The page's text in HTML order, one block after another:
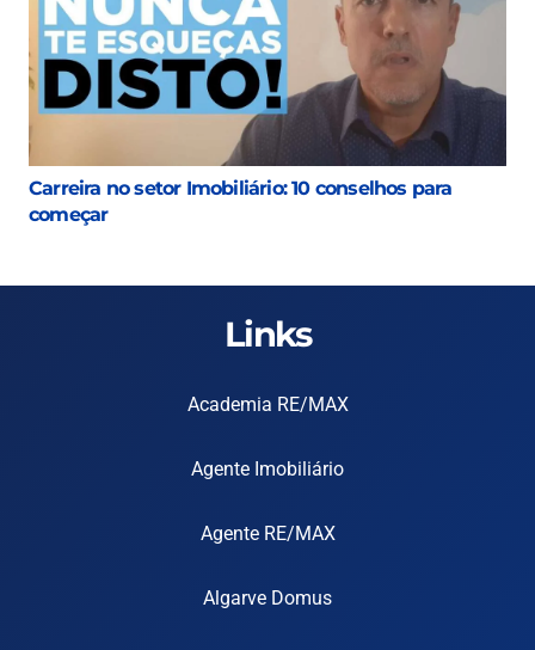
Carreira no setor Imobiliário: 10 conselhos para
começar
Links
Academia RE/MAX
Agente Imobiliário
Agente RE/MAX
Algarve Domus